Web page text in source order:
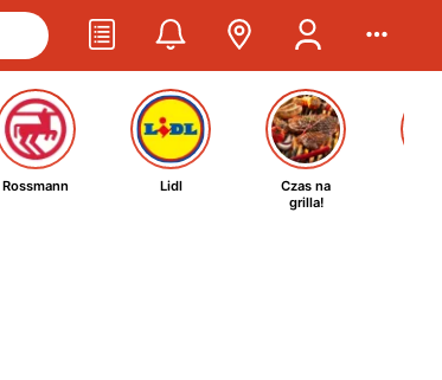
Rossmann Lidl
Czas na
grilla!